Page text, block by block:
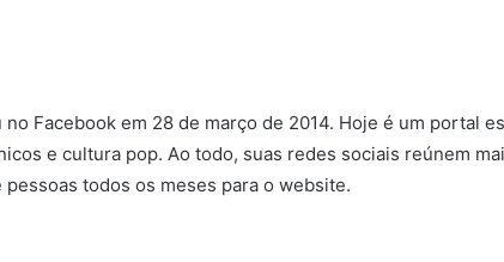
Facebook em 28 de março de 2014. Hoje é um portal
e cultura pop. Ao todo, suas redes sociais reúnem
todos os meses para o website.